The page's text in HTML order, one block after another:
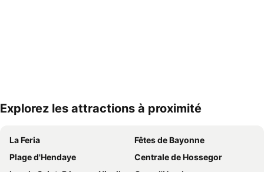
Explorez les attractions à proximité
La Feria
Fêtes de Bayonne
Plage d'Hendaye
Centrale de Hossegor